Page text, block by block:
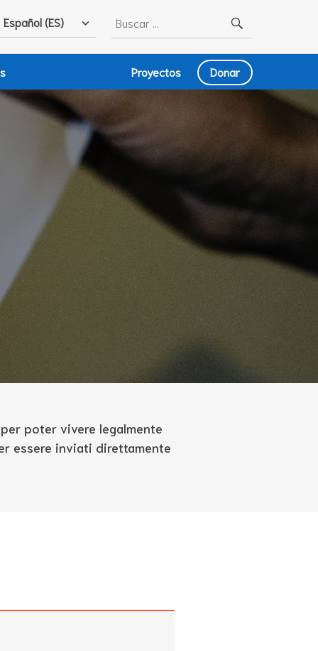
Buscar:
Español (ES)
Proyectos Donar
poter vivere legalmente
essere inviati direttamente